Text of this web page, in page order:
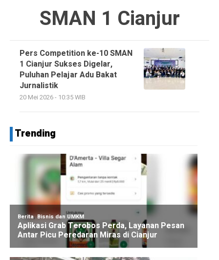
SMAN 1 Cianjur
Pers Competition ke-10 SMAN
1 Cianjur Sukses Digelar,
Puluhan Pelajar Adu Bakat
Jurnalistik
20 Mei 2026 - 10:35 WIB
Trending